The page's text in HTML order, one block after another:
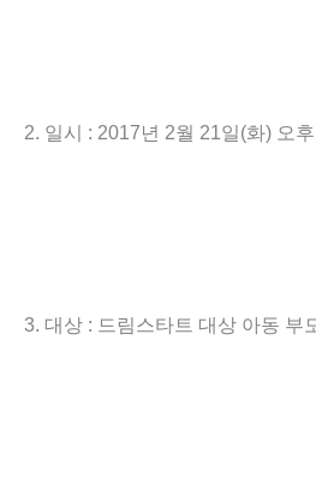
2. 일시 : 2017년 2월 21일(화) 오
3. 대상 : 드림스타트 대상 아동 부